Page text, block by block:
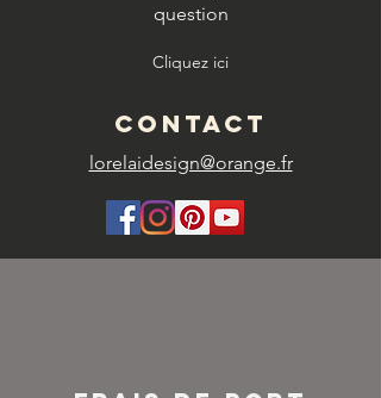
question
Cliquez ici
CONTACT
lorelaidesign@orange.fr